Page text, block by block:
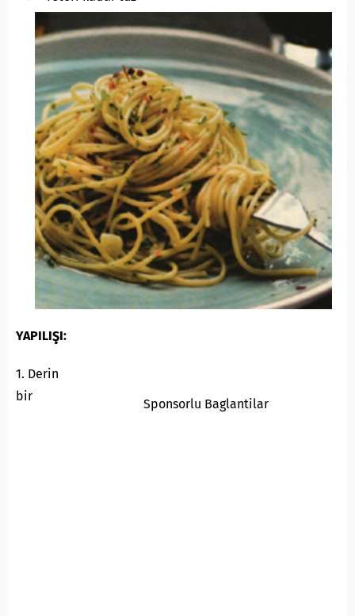
YAPILIŞI:
Sponsorlu Baglantilar
1. Derin
bir